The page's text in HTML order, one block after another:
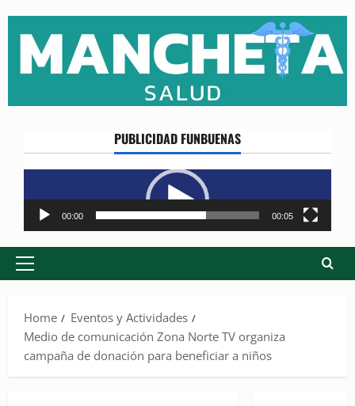
content
PUBLICIDAD FUNBUENAS
Reproductor
de
vídeo
00:00 00:05
Primary
Home
Eventos y Actividades
Medio de comunicación Zona Norte TV organiza
campaña de donación para beneficiar a niños